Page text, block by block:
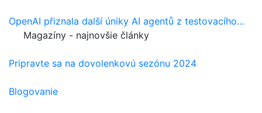
OpenAI přiznala další úniky AI agentů z testovacího...
Magazíny - najnovšie články
Pripravte sa na dovolenkovú sezónu 2024
Blogovanie